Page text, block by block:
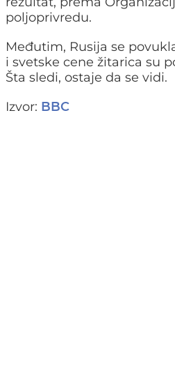
poljoprivredu.
Međutim, Rusija se
i svetske cene žitarica su
Šta sledi, ostaje da se vidi.
Izvor: BBC